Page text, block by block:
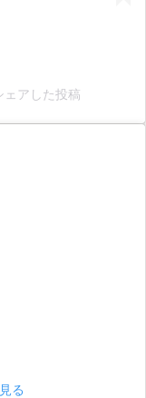
アした投稿
る